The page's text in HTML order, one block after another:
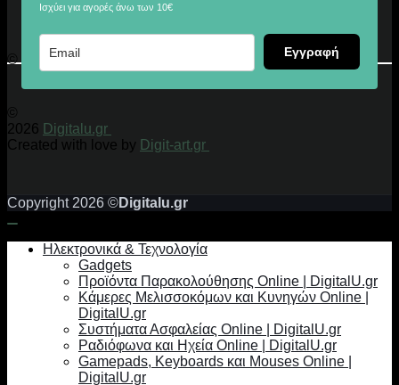
Ισχύει για αγορές άνω των 10€
Εγγραφή
© 2026 Digitalu.gr
©
2026 Digitalu.gr
Created with love by Digit-art.gr
Copyright 2026 ©Digitalu.gr
Ηλεκτρονικά & Τεχνολογία
Gadgets
Προϊόντα Παρακολούθησης Online | DigitalU.gr
Κάμερες Μελισσοκόμων και Κυνηγών Online |
DigitalU.gr
Συστήματα Ασφαλείας Online | DigitalU.gr
Ραδιόφωνα και Ηχεία Online | DigitalU.gr
Gamepads, Keyboards και Mouses Online |
DigitalU.gr